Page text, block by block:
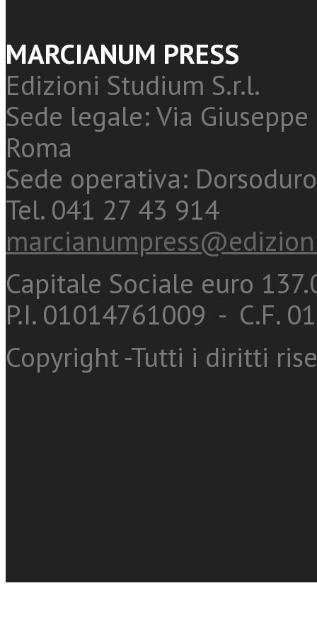
MARCIANUM PRESS
Edizioni Studium S.r.l.
Sede legale: Via
Roma
Sede operativa:
Tel. 041 27 43 914
Capitale Sociale euro
P.I. 01014761009 - C.F.
Copyright -Tutti i diritti